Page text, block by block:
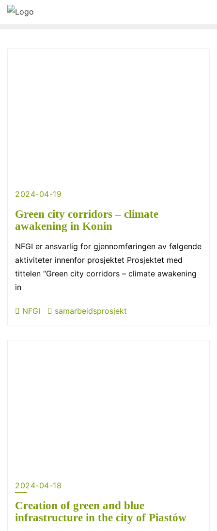
2024-04-19
Green city corridors – climate
awakening in Konin
NFGI er ansvarlig for gjennomføringen av følgende
aktiviteter innenfor prosjektet Prosjektet med
tittelen “Green city corridors – climate awakening
in
NFGI samarbeidsprosjekt
2024-04-18
Creation of green and blue
infrastructure in the city of Piastów